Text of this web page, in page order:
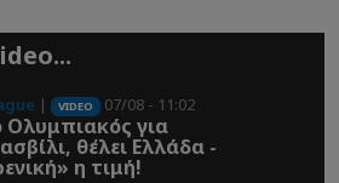
| VIDEO 07/08 - 11:02
Ολυμπιακός για
θέλει Ελλάδα -
η τιμή!